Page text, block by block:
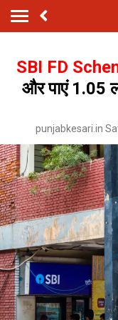
SBI FD
और पाएं ₹1.05
punjabkesari.in